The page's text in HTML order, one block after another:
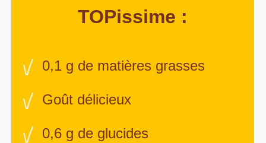
TOPissime :
0,1 g de matières grasses
Goût délicieux
0,6 g de glucides